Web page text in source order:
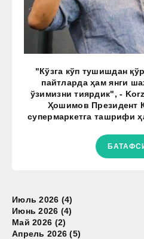
"Кўзга кўп тушишдан
пайтларда ҳам янги
ўзимизни тиярдик", -
Ҳошимов Президент
супермаркетга ташрифи
Июль 2026 (4)
Июнь 2026 (4)
Май 2026 (2)
Апрель 2026 (5)